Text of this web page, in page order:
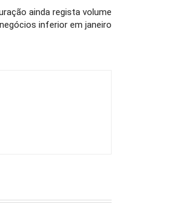
ainda regista volume
inferior em janeiro